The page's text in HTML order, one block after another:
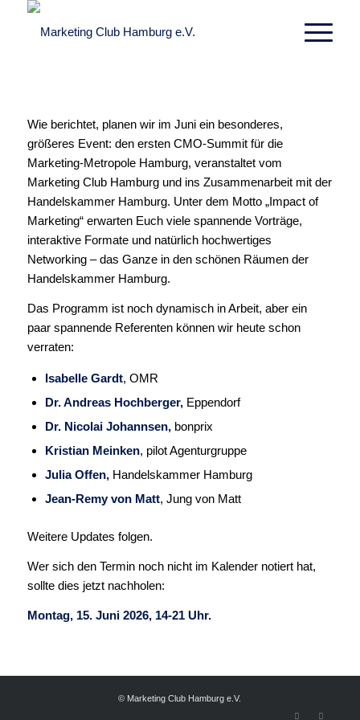
Wie berichtet, planen wir im Juni ein besonderes,
größeres Event: den ersten CMO-Summit für die
Marketing-Metropole Hamburg, veranstaltet vom
Marketing Club Hamburg und ins Zusammenarbeit mit der
Handelskammer Hamburg. Unter dem Motto „Impact of
Marketing“ erwarten Euch viele spannende Vorträge,
interaktive Formate und natürlich hochwertiges
Networking – das Ganze in den schönen Räumen der
Handelskammer Hamburg.
Das Programm ist noch dynamisch in Arbeit, aber ein
paar spannende Referenten können wir heute schon
verraten:
Isabelle Gardt, OMR
Dr. Andreas Hochberger, Eppendorf
Dr. Nicolai Johannsen, bonprix
Kristian Meinken, pilot Agenturgruppe
Julia Offen, Handelskammer Hamburg
Jean-Remy von Matt, Jung von Matt
Weitere Updates folgen.
Wer sich den Termin noch nicht im Kalender notiert hat,
sollte dies jetzt nachholen:
Montag, 15. Juni 2026, 14-21 Uhr.
© Marketing Club Hamburg e.V.